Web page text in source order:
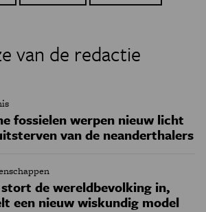
van de redactie
fossielen werpen nieuw licht
van de neanderthalers
de wereldbevolking in,
een nieuw wiskundig model